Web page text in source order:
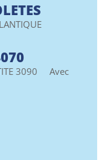
3090 Avec